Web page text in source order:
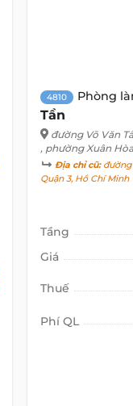
4810 Phòng
Tần
đường Võ Văn
, phường Xuân
Địa chỉ cũ:đường
Quận 3, Hồ Chí Minh
Tầng
Giá
Thuế
Phí QL